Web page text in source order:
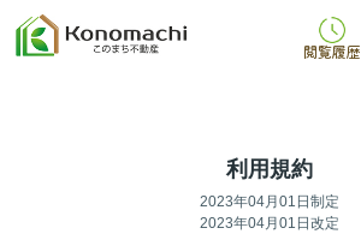
閲覧履歴
利用規約
2023年04月01日制定
2023年04月01日改定